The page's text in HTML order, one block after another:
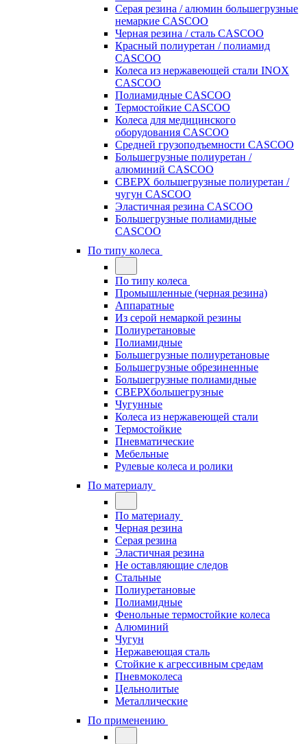
Серая резина / алюмин большегрузные
немаркие CASCOO
Черная резина / сталь CASCOO
Красный полиуретан / полиамид
CASCOO
Колеса из нержавеющей стали INOX
CASCOO
Полиамидные CASCOO
Термостойкие CASCOO
Колеса для медицинского
оборудования CASCOO
Средней грузоподъемности CASCOO
Большегрузные полиуретан /
алюминий CASCOO
СВЕРХ большегрузные полиуретан /
чугун CASCOO
Эластичная резина CASCOO
Большегрузные полиамидные
CASCOO
По типу колеса
По типу колеса
Промышленные (черная резина)
Аппаратные
Из серой немаркой резины
Полиуретановые
Полиамидные
Большегрузные полиуретановые
Большегрузные обрезиненные
Большегрузные полиамидные
СВЕРХбольшегрузные
Чугунные
Колеса из нержавеющей стали
Термостойкие
Пневматические
Мебельные
Рулевые колеса и ролики
По материалу
По материалу
Черная резина
Серая резина
Эластичная резина
Не оставляющие следов
Стальные
Полиуретановые
Полиамидные
Фенольные термостойкие колеса
Алюминий
Чугун
Нержавеющая сталь
Стойкие к агрессивным средам
Пневмоколеса
Цельнолитые
Металлические
По применению